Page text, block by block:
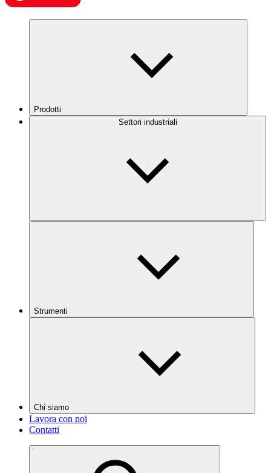
Prodotti
Settori industriali
Strumenti
Chi siamo
Lavora con noi
Contatti